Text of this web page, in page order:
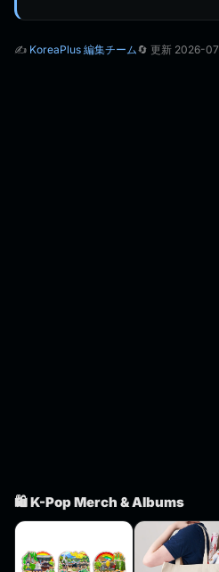
✍️ KoreaPlus 編集チーム🔄 更新 2026-
🛍️ K-Pop Merch & Albums